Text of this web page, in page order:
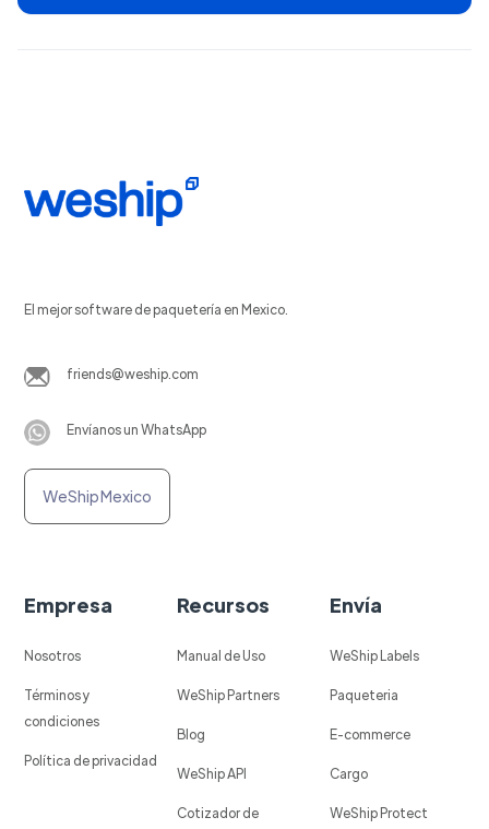
El mejor software de paquetería en Mexico.
friends@weship.com
Envíanos un WhatsApp
WeShip Mexico
Empresa
Nosotros
Términos y
condiciones
Política de privacidad
Recursos
Manual de Uso
WeShip Partners
Blog
WeShip API
Cotizador de
Envía
WeShip Labels
Paqueteria
E-commerce
Cargo
WeShip Protect